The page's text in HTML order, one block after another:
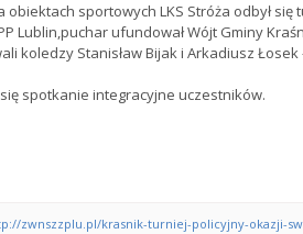
obiektach sportowych LKS Stróża odbył
Lublin,puchar ufundował Wójt Gminy
koledzy Stanisław Bijak i Arkadiusz
spotkanie integracyjne uczestników.
zwnszzplu.pl/krasnik-turniej-policyjny-okazji-